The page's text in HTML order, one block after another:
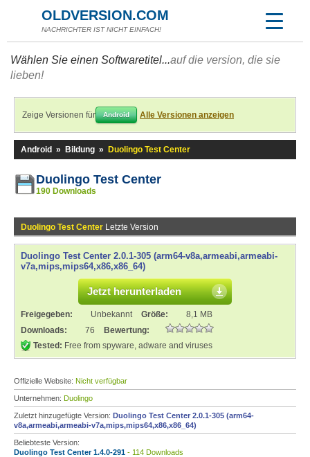
OLDVERSION.COM
NACHRICHTER IST NICHT EINFACH!
Wählen Sie einen Softwaretitel...auf die version, die sie
lieben!
Zeige Versionen für Android Alle Versionen anzeigen
Android » Bildung » Duolingo Test Center
Duolingo Test Center
190 Downloads
Duolingo Test Center Letzte Version
Duolingo Test Center 2.0.1-305 (arm64-v8a,armeabi,armeabi-
v7a,mips,mips64,x86,x86_64)
Jetzt herunterladen
Freigegeben: Unbekannt Größe:
8,1 MB
Downloads:
76
Bewertung:
Tested: Free from spyware, adware and viruses
Offizielle Website: Nicht verfügbar
Unternehmen: Duolingo
Zuletzt hinzugefügte Version: Duolingo Test Center 2.0.1-305 (arm64-
v8a,armeabi,armeabi-v7a,mips,mips64,x86,x86_64)
Beliebteste Version:
Duolingo Test Center 1.4.0-291 - 114 Downloads